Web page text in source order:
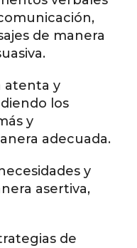
de manera
atenta y
los
y
adecuada.
y
asertiva,
de